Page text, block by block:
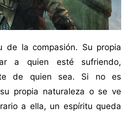
de la compasión. Su propia
a quien esté sufriendo,
de quien sea. Si no es
propia naturaleza o se ve
a ella, un espíritu queda